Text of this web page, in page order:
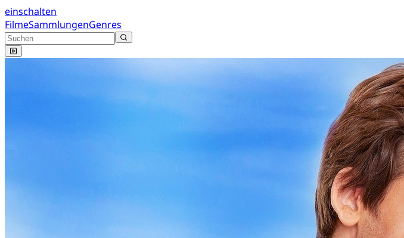
einschalten
FilmeSammlungenGenres